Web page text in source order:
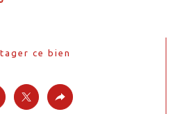
ce bien